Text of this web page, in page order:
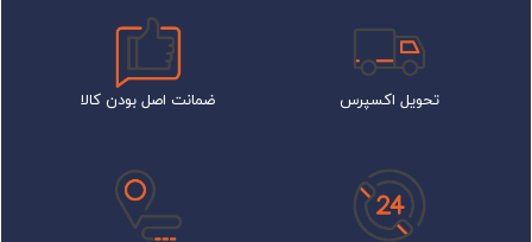
تحویل اکسپرس ضمانت اصل بودن کالا